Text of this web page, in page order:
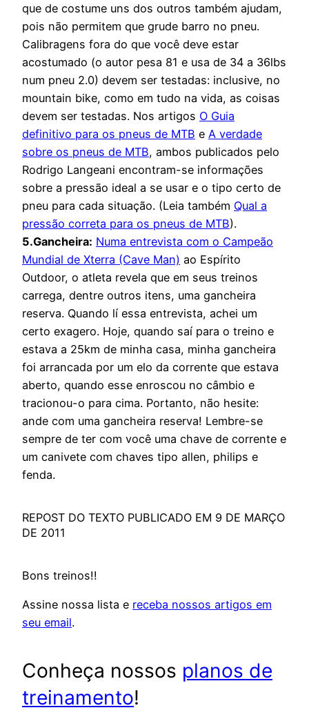
que de costume uns dos outros também ajudam,
pois não permitem que grude barro no pneu.
Calibragens fora do que você deve estar
acostumado (o autor pesa 81 e usa de 34 a 36lbs
num pneu 2.0) devem ser testadas: inclusive, no
mountain bike, como em tudo na vida, as coisas
devem ser testadas. Nos artigos O Guia
definitivo para os pneus de MTB e A verdade
sobre os pneus de MTB, ambos publicados pelo
Rodrigo Langeani encontram-se informações
sobre a pressão ideal a se usar e o tipo certo de
pneu para cada situação. (Leia também Qual a
pressão correta para os pneus de MTB).
5.Gancheira: Numa entrevista com o Campeão
Mundial de Xterra (Cave Man) ao Espírito
Outdoor, o atleta revela que em seus treinos
carrega, dentre outros itens, uma gancheira
reserva. Quando lí essa entrevista, achei um
certo exagero. Hoje, quando saí para o treino e
estava a 25km de minha casa, minha gancheira
foi arrancada por um elo da corrente que estava
aberto, quando esse enroscou no câmbio e
tracionou-o para cima. Portanto, não hesite:
ande com uma gancheira reserva! Lembre-se
sempre de ter com você uma chave de corrente e
um canivete com chaves tipo allen, philips e
fenda.
REPOST DO TEXTO PUBLICADO EM 9 DE MARÇO
DE 2011
Bons treinos!!
Assine nossa lista e receba nossos artigos em
seu email.
Conheça nossos planos de
treinamento!